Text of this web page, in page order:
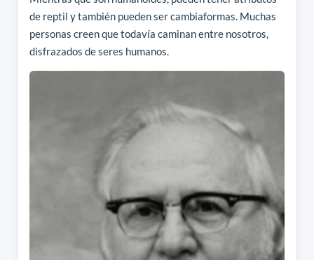
de reptil y también pueden ser cambiaformas. Muchas
personas creen que todavía caminan entre nosotros,
disfrazados de seres humanos.